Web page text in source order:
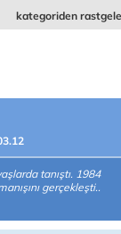
kategoriden
tanıştı. 1984
gerçekleşti..